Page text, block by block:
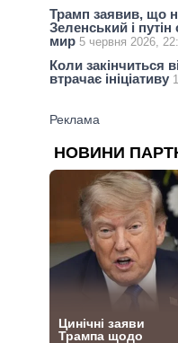
Трамп заявив, що
Зеленський і
мир 5 червня 2026,
Коли закінчиться
втрачає ініціативу